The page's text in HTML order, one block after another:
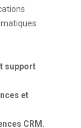
support
et
CRM.